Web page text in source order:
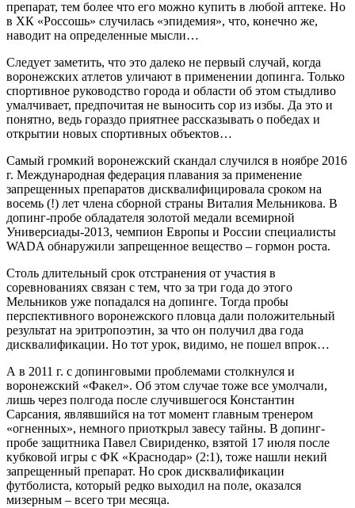
препарат, тем более что его можно купить в любой аптеке. Но
в ХК «Россошь» случилась «эпидемия», что, конечно же,
наводит на определенные мысли…
Следует заметить, что это далеко не первый случай, когда
воронежских атлетов уличают в применении допинга. Только
спортивное руководство города и области об этом стыдливо
умалчивает, предпочитая не выносить сор из избы. Да это и
понятно, ведь гораздо приятнее рассказывать о победах и
открытии новых спортивных объектов…
Самый громкий воронежский скандал случился в ноябре 2016
г. Международная федерация плавания за применение
запрещенных препаратов дисквалифицировала сроком на
восемь (!) лет члена сборной страны Виталия Мельникова. В
допинг-пробе обладателя золотой медали всемирной
Универсиады-2013, чемпион Европы и России специалисты
WADA обнаружили запрещенное вещество – гормон роста.
Столь длительный срок отстранения от участия в
соревнованиях связан с тем, что за три года до этого
Мельников уже попадался на допинге. Тогда пробы
перспективного воронежского пловца дали положительный
результат на эритропоэтин, за что он получил два года
дисквалификации. Но тот урок, видимо, не пошел впрок…
А в 2011 г. с допинговыми проблемами столкнулся и
воронежский «Факел». Об этом случае тоже все умолчали,
лишь через полгода после случившегося Константин
Сарсания, являвшийся на тот момент главным тренером
«огненных», немного приоткрыл завесу тайны. В допинг-
пробе защитника Павел Свириденко, взятой 17 июля после
кубковой игры с ФК «Краснодар» (2:1), тоже нашли некий
запрещенный препарат. Но срок дисквалификации
футболиста, который редко выходил на поле, оказался
мизерным – всего три месяца.